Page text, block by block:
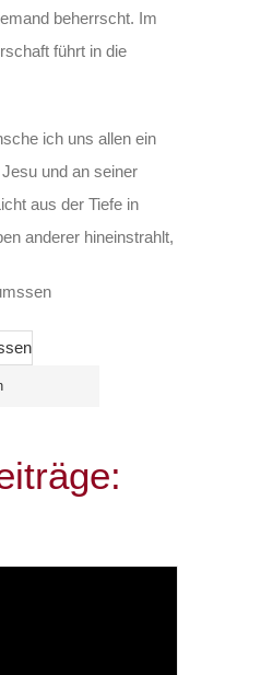
beherrscht. Im
führt in die
ich uns allen ein
und an seiner
aus der Tiefe in
anderer hineinstrahlt,